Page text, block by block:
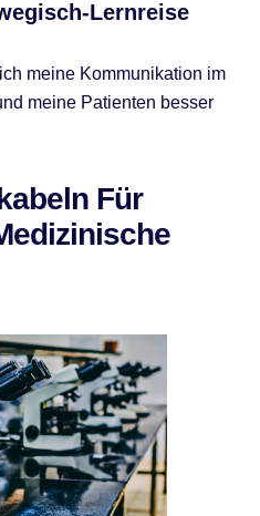
Lernreise
meine Kommunikation im
meine Patienten besser
Für